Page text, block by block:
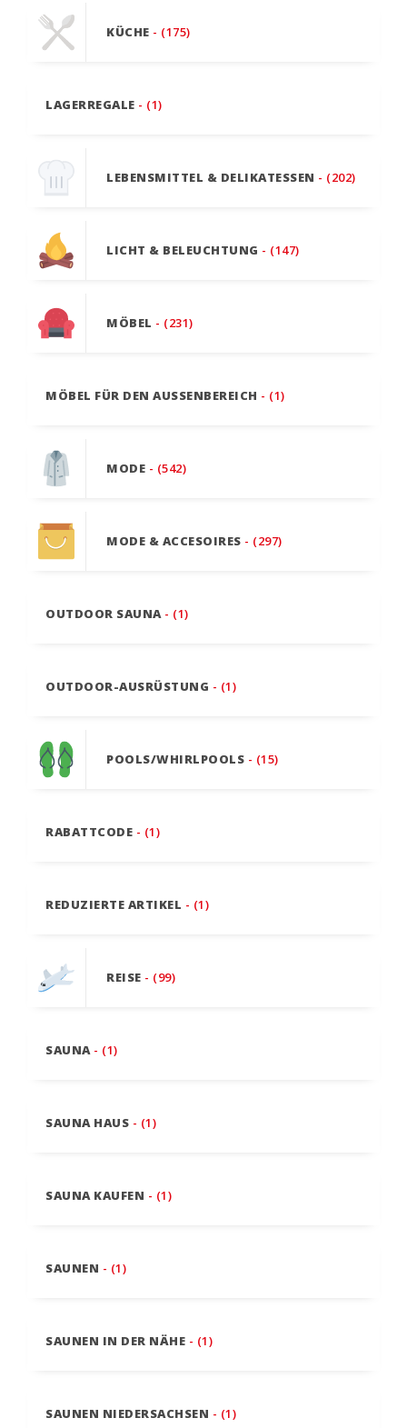
KÜCHE - (175)
LAGERREGALE - (1)
LEBENSMITTEL & DELIKATESSEN - (202)
LICHT & BELEUCHTUNG - (147)
MÖBEL - (231)
MÖBEL FÜR DEN AUSSENBEREICH - (1)
MODE - (542)
MODE & ACCESOIRES - (297)
OUTDOOR SAUNA - (1)
OUTDOOR-AUSRÜSTUNG - (1)
POOLS/WHIRLPOOLS - (15)
RABATTCODE - (1)
REDUZIERTE ARTIKEL - (1)
REISE - (99)
SAUNA - (1)
SAUNA HAUS - (1)
SAUNA KAUFEN - (1)
SAUNEN - (1)
SAUNEN IN DER NÄHE - (1)
SAUNEN NIEDERSACHSEN - (1)